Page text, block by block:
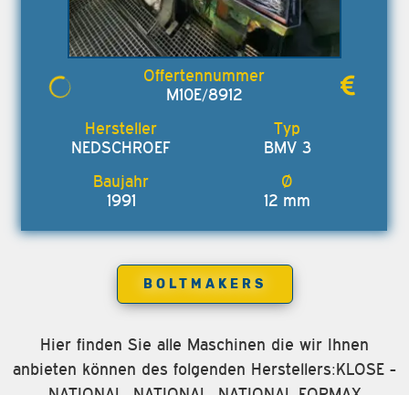
M10E/8912
NEDSCHROEF BMV 3
1991 12 mm
BOLTMAKERS
Hier finden Sie alle Maschinen die wir Ihnen
anbieten können des folgenden Herstellers:KLOSE -